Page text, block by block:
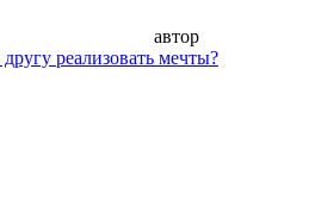
автор
реализовать мечты?